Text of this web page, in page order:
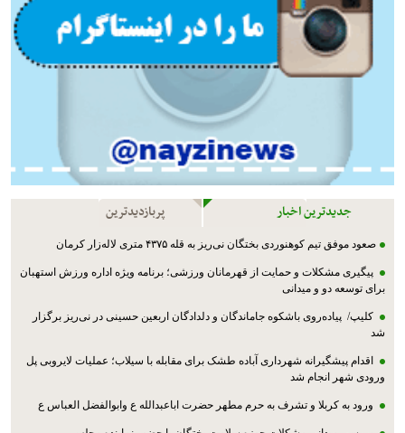
جدیدترین اخبار پربازدیدترین
صعود موفق تیم کوهنوردی بختگان نی‌ریز به قله ۴۳۷۵ متری لاله‌زار کرمان
پیگیری مشکلات و حمایت از قهرمانان ورزشی؛ برنامه ویژه اداره ورزش استهبان
برای توسعه دو و میدانی
کلیپ/ پیاده‌روی باشکوه جاماندگان و دلدادگان اربعین حسینی در نی‌ریز برگزار
شد
اقدام پیشگیرانه شهرداری آباده طشک برای مقابله با سیلاب؛ عملیات لایروبی پل
ورودی شهر انجام شد
ورود به کربلا و تشرف به حرم مطهر حضرت اباعبدالله ع وابوالفضل العباس ع